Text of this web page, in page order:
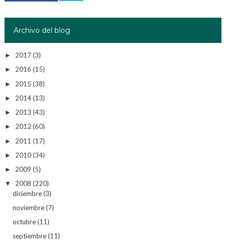
Archivo del blog
► 2017(3)
► 2016 (15)
► 2015 (38)
► 2014(13)
► 2013 (43)
► 2012 (60)
► 2011 (17)
► 2010(34)
► 2009 (5)
▼ 2008 (220)
diciembre(3)
noviembre(7)
octubre(11)
septiembre(11)